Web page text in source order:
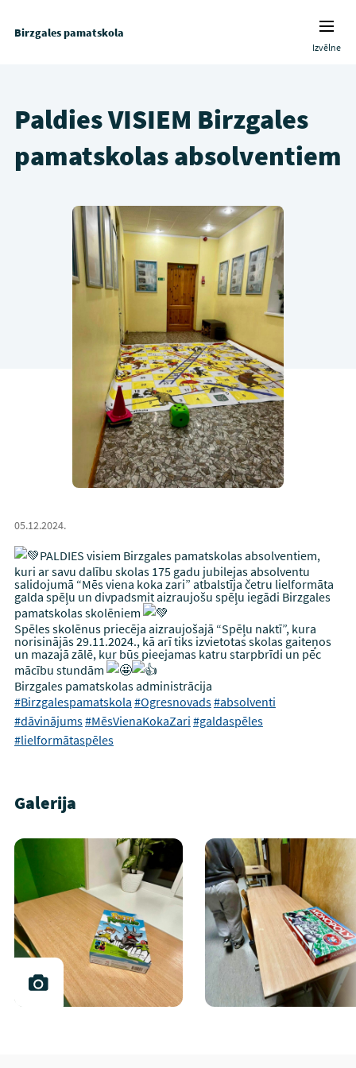
Birzgales pamatskola
Izvēlne
Paldies VISIEM Birzgales
pamatskolas absolventiem
05.12.2024.
PALDIES visiem Birzgales pamatskolas absolventiem,
kuri ar savu dalību skolas 175 gadu jubilejas absolventu
salidojumā “Mēs viena koka zari” atbalstīja četru lielformāta
galda spēļu un divpadsmit aizraujošu spēļu iegādi Birzgales
pamatskolas skolēniem
Spēles skolēnus priecēja aizraujošajā “Spēļu naktī”, kura
norisinājās 29.11.2024., kā arī tiks izvietotas skolas gaiteņos
un mazajā zālē, kur būs pieejamas katru starpbrīdi un pēc
mācību stundām
Birzgales pamatskolas administrācija
#Birzgalespamatskola #Ogresnovads#absolventi
#dāvinājums#MēsVienaKokaZari #galdaspēles
#lielformātaspēles
Galerija